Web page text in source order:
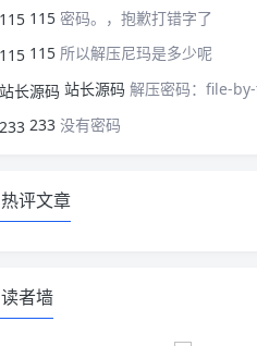
115 密码。，抱歉打错字了
115 所以解压尼玛是多少呢
站长源码 解压密码：file-
233 没有密码
热评文章
读者墙